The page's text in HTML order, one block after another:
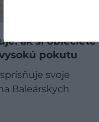
ak si oblečiete
pokutu
svoje
Baleárskych